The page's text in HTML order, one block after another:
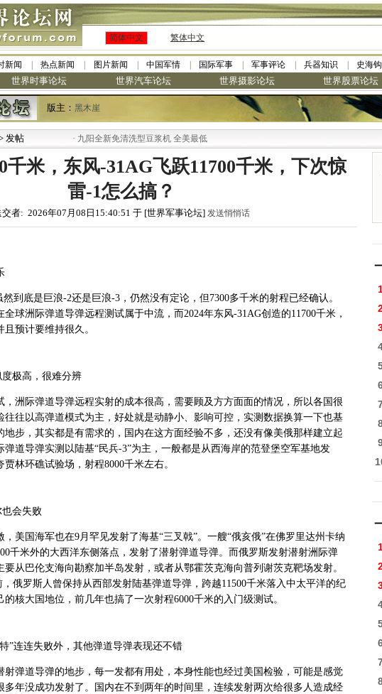
简体中文 繁体中文
新闻 热点新闻 图片新闻 中国军情 国际军事 军事评论 兵器知识 史海
世界时事论坛 世界汽车论坛 世界摄影论坛 世界股票论坛
版主： 黑木崖
发帖 九阳全新免清洗型豆浆机 全美最低
千米，东风-31AG飞跃11700千米，下次惊
雷-1怎么搞？
交者: 2026年07月08日15:40:51 于 [世界军事论坛] 发送悄悄话
到底是巨浪-2还是巨浪-3，仍然没有定论，但7300多千米的射程已经确认。
球洲际弹道导弹远程测试属于中流，而2024年东风-31AG创造的11700千米，
预计要维持很久。
极高，很难分辨
，洲际弹道导弹远程实射的成本很高，需要顾及方方面面的情况，所以各国很
往往以高弹道模式为主，好处就是动静小、影响可控，实测数据换算一下也基
地步，其实都是有需求的，国内在这方面经验不多，还没有像美俄那样建立起
弹道导弹实测以陆基“民兵-3”为主，一般都是从西海岸的范登堡空军基地发
林环礁试验场，射程8000千米左右。
会失败
美国海军也在9月罕见发射了海基“三叉戟”。一艘“俄亥俄”在佛罗里达州卡纳
千米外的大西洋东侧落点，发射了潜射弹道导弹。而俄罗斯发射潜射洲际弹
从巴伦支海向勘察加半岛发射，或者从鄂霍茨克海向普列谢茨克靶场发射。
俄罗斯人曾保持从西部发射陆基弹道导弹，跨越11500千米落入中太平洋的纪
核大国地位，前几年也搞了一次射程6000千米的入门级测试。
”连连失败外，其他弹道导弹表现还不错
射弹道导弹的地步，每一发都有用处，本身性能也经过美国检验，可能是感觉
多年没成功发射了。国内在不到两年的时间里，连续发射两次给很多人造成经